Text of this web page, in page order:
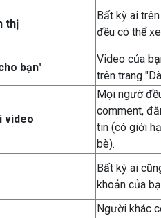
thị
Bất kỳ ai
đều có thể
bạn"
Video của
trên trang
video
Mọi ngườ
comment,
tin (có giới
bè).
Bất kỳ ai
khoản của
Người khác